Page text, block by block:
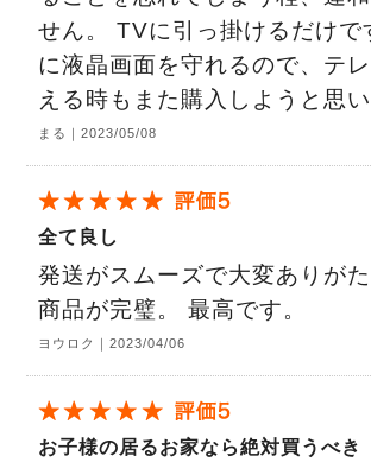
せん。 TVに引っ掛けるだけで
に液晶画面を守れるので、テ
える時もまた購入しようと思
まる｜2023/05/08
全て良し
発送がスムーズで大変ありがた
商品が完璧。 最高です。
ヨウロク｜2023/04/06
お子様の居るお家なら絶対買うべき